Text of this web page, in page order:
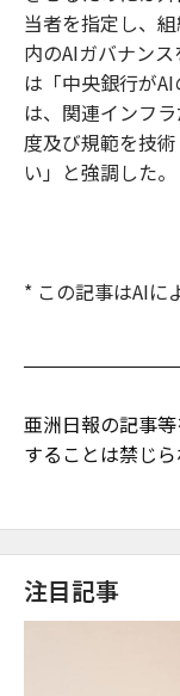
当者を指定し、
内のAIガバナン
は「中央銀行が
は、関連インフ
度及び規範を技
い」と強調した。
* この記事はAIに
亜洲日報の記事
することは禁じら
注目記事